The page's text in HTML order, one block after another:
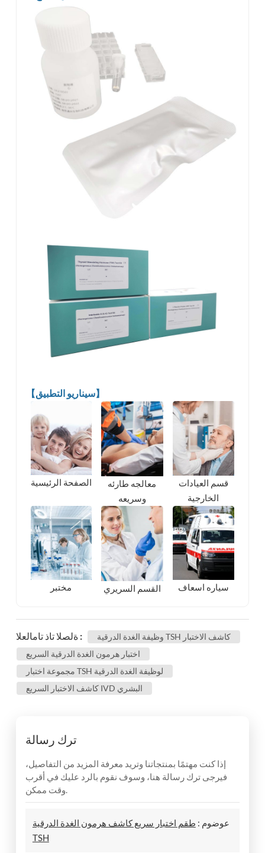
【سيناريو التطبيق】
الصفحة الرئيسية
معالجه طارئه
وسريعه
قسم العيادات
الخارجية
مختبر القسم السريري سياره اسعاف
ةلصلا تاذ تامالعلا :
وظيفة الغدة الدرقية TSH كاشف الاختبار
اختبار هرمون الغدة الدرقية السريع
مجموعة اختبار TSH لوظيفة الغدة الدرقية
كاشف الاختبار السريع IVD البشري
ترك رسالة
إذا كنت مهتمًا بمنتجاتنا وتريد معرفة المزيد من التفاصيل،
فيرجى ترك رسالة هنا، وسوف نقوم بالرد عليك في أقرب
وقت ممكن.
عوضوم : طقم اختبار سريع كاشف هرمون الغدة الدرقية
TSH